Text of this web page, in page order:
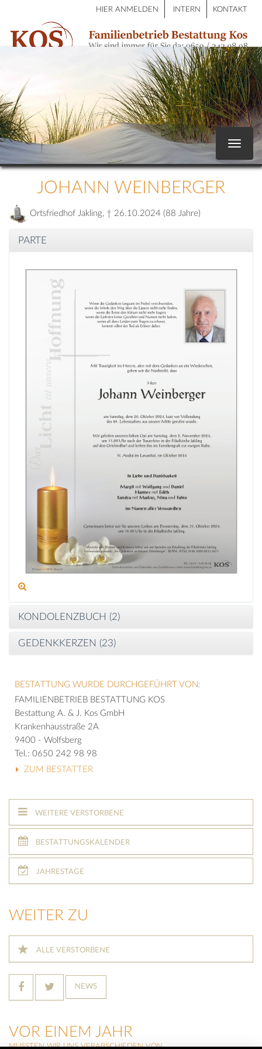
HIER ANMELDEN INTERN KONTAKT
Toggle
JOHANN WEINBERGER
Ortsfriedhof Jakling, † 26.10.2024 (88 Jahre)
PARTE
KONDOLENZBUCH (2)
GEDENKKERZEN (23)
BESTATTUNG WURDE DURCHGEFÜHRT VON:
FAMILIENBETRIEB BESTATTUNG KOS
Bestattung A. & J. Kos GmbH
Krankenhausstraße 2A
9400 - Wolfsberg
Tel.: 0650 242 98 98
ZUM BESTATTER
WEITERE VERSTORBENE
BESTATTUNGSKALENDER
JAHRESTAGE
WEITER ZU
ALLE VERSTORBENE
NEWS
VOR EINEM JAHR
MUSSTEN WIR UNS VERABSCHIEDEN VON